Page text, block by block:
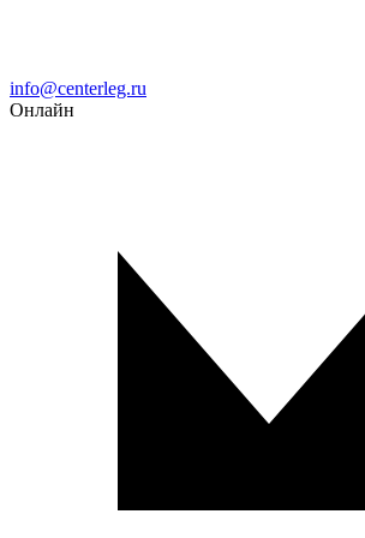
Email
info@centerleg.ru
Онлайн